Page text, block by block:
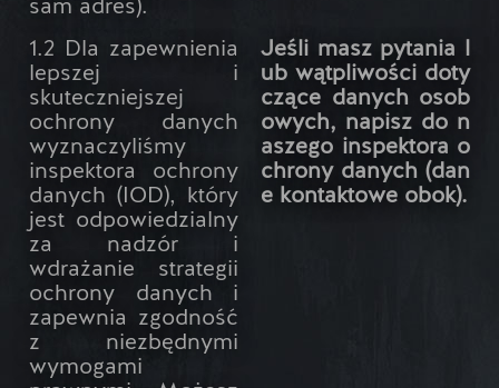
sam adres).
1.2 Dla zapewnienia
lepszej i
skuteczniejszej
ochrony danych
wyznaczyliśmy
inspektora ochrony
danych (IOD), który
jest odpowiedzialny
za nadzór i
wdrażanie strategii
ochrony danych i
zapewnia zgodność
z niezbędnymi
wymogami
Jeśli masz pytania l
ub wątpliwości doty
czące danych osob
owych, napisz do n
aszego inspektora o
chrony danych (dan
e kontaktowe obok).